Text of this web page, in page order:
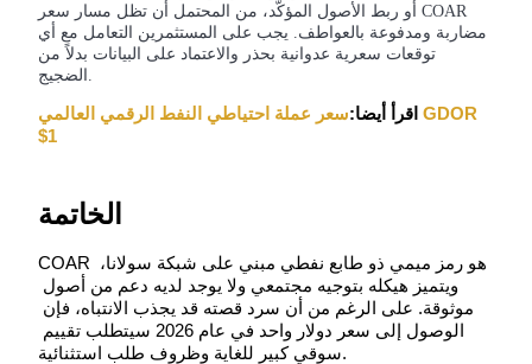
تصل العمولات إلى 65٪!
الإحالة
قم بدعوة صديق لتحصل على مكافآت نقدية
أو ربط الأصول المؤكّد، من المحتمل أن تظل مسار سعر COAR
مضاربة ومدفوعة بالعواطف. يجب على المستثمرين التعامل مع أي
توقعات سعرية عدوانية بحذر والاعتماد على البيانات بدلاً من
اقرأ أيضا: سعر عملة احتياطي النفط الرقمي العالمي GDOR
$1
الخاتمة
COAR هو رمز ميمي ذو طابع نفطي مبني على شبكة سولانا،
سوقي كبير للغاية وظروف طلب استثنائية.